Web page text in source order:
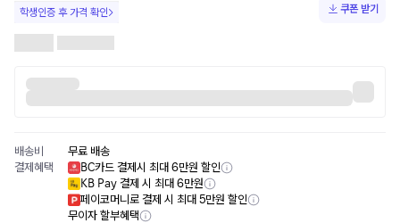
학생인증 후 가격 확인 쿠폰 받기
배송비
무료 배송
결제혜택
BC카드 결제시 최대 6만원 할인
KB Pay 결제 시 최대 6만원
페이코머니로 결제 시 최대 5만원 할인
무이자 할부혜택